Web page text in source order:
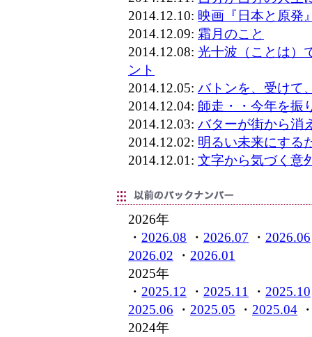
2014.12.10: 映画『日本と原発
2014.12.09: 霜月のこと
2014.12.08: 光十波（ことは）
ント
2014.12.05: バトンを、受けて
2014.12.04: 師走・・今年を振
2014.12.03: バターが街から消
2014.12.02: 明るい未来にする
2014.12.01: 文字から気づく意
2026年
・ 2026.08 ・ 2026.07 ・ 2026.06
2026.02 ・ 2026.01
2025年
・ 2025.12 ・ 2025.11 ・ 2025.10
2025.06 ・ 2025.05 ・ 2025.04
2024年